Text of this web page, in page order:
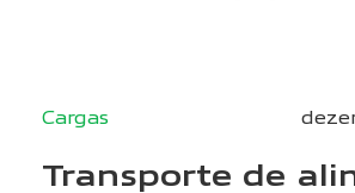
Cargas
Transporte de